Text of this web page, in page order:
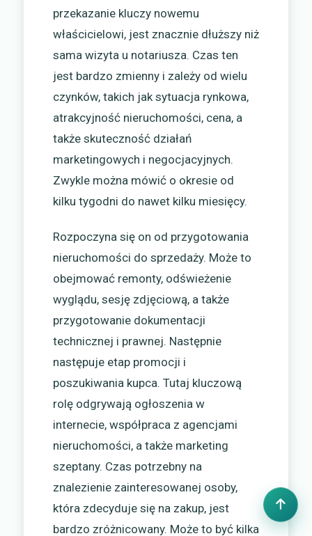
przekazanie kluczy nowemu
właścicielowi, jest znacznie dłuższy niż
sama wizyta u notariusza. Czas ten
jest bardzo zmienny i zależy od wielu
czynków, takich jak sytuacja rynkowa,
atrakcyjność nieruchomości, cena, a
także skuteczność działań
marketingowych i negocjacyjnych.
Zwykle można mówić o okresie od
kilku tygodni do nawet kilku miesięcy.
Rozpoczyna się on od przygotowania
nieruchomości do sprzedaży. Może to
obejmować remonty, odświeżenie
wyglądu, sesję zdjęciową, a także
przygotowanie dokumentacji
technicznej i prawnej. Następnie
następuje etap promocji i
poszukiwania kupca. Tutaj kluczową
rolę odgrywają ogłoszenia w
internecie, współpraca z agencjami
nieruchomości, a także marketing
szeptany. Czas potrzebny na
znalezienie zainteresowanej osoby,
która zdecyduje się na zakup, jest
bardzo zróżnicowany. Może to być kilka